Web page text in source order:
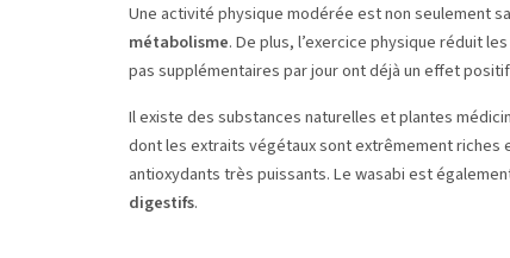
Une activité physique modérée est non seulement
métabolisme. De plus, l’exercice physique réduit
pas supplémentaires par jour ont déjà un effet
Il existe des substances naturelles et plantes
dont les extraits végétaux sont extrêmement riches
antioxydants très puissants. Le wasabi est
digestifs.